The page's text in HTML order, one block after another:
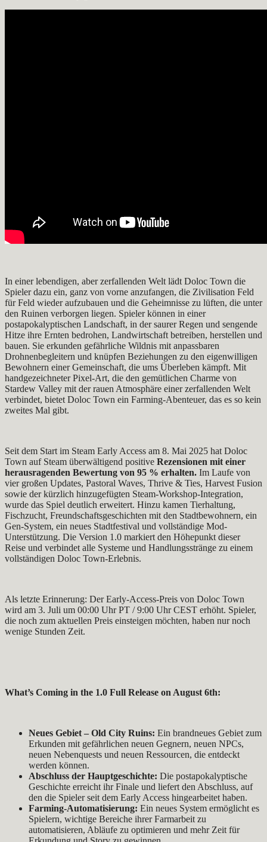
In einer lebendigen, aber zerfallenden Welt lädt Doloc Town die
Spieler dazu ein, ganz von vorne anzufangen, die Zivilisation Feld
für Feld wieder aufzubauen und die Geheimnisse zu lüften, die unter
den Ruinen verborgen liegen. Spieler können in einer
postapokalyptischen Landschaft, in der saurer Regen und sengende
Hitze ihre Ernten bedrohen, Landwirtschaft betreiben, herstellen und
bauen. Sie erkunden gefährliche Wildnis mit anpassbaren
Drohnenbegleitern und knüpfen Beziehungen zu den eigenwilligen
Bewohnern einer Gemeinschaft, die ums Überleben kämpft. Mit
handgezeichneter Pixel-Art, die den gemütlichen Charme von
Stardew Valley mit der rauen Atmosphäre einer zerfallenden Welt
verbindet, bietet Doloc Town ein Farming-Abenteuer, das es so kein
zweites Mal gibt.
Seit dem Start im Steam Early Access am 8. Mai 2025 hat Doloc
Town auf Steam überwältigend positive Rezensionen mit einer
herausragenden Bewertung von 95 % erhalten. Im Laufe von
vier großen Updates, Pastoral Waves, Thrive & Ties, Harvest Fusion
sowie der kürzlich hinzugefügten Steam-Workshop-Integration,
wurde das Spiel deutlich erweitert. Hinzu kamen Tierhaltung,
Fischzucht, Freundschaftsgeschichten mit den Stadtbewohnern, ein
Gen-System, ein neues Stadtfestival und vollständige Mod-
Unterstützung. Die Version 1.0 markiert den Höhepunkt dieser
Reise und verbindet alle Systeme und Handlungsstränge zu einem
vollständigen Doloc Town-Erlebnis.
Als letzte Erinnerung: Der Early-Access-Preis von Doloc Town
wird am 3. Juli um 00:00 Uhr PT / 9:00 Uhr CEST erhöht. Spieler,
die noch zum aktuellen Preis einsteigen möchten, haben nur noch
wenige Stunden Zeit.
What’s Coming in the 1.0 Full Release on August 6th:
Neues Gebiet – Old City Ruins: Ein brandneues Gebiet zum
Erkunden mit gefährlichen neuen Gegnern, neuen NPCs,
neuen Nebenquests und neuen Ressourcen, die entdeckt
werden können.
Abschluss der Hauptgeschichte: Die postapokalyptische
Geschichte erreicht ihr Finale und liefert den Abschluss, auf
den die Spieler seit dem Early Access hingearbeitet haben.
Farming-Automatisierung: Ein neues System ermöglicht es
Spielern, wichtige Bereiche ihrer Farmarbeit zu
automatisieren, Abläufe zu optimieren und mehr Zeit für